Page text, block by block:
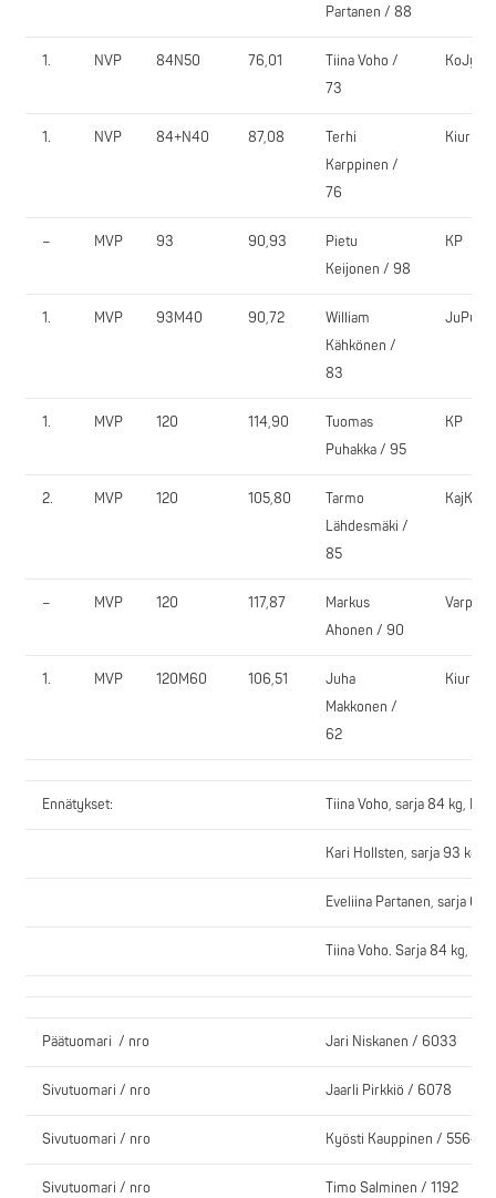
Partanen / 88
1. NVP 84N50 76,01
Tiina Voho /
73
KoJy
1. NVP 84+N40 87,08
Terhi
Karppinen /
76
KiurU
– MVP 93 90,93
Pietu
Keijonen / 98
KP
1. MVP 93M40 90,72
William
Kähkönen /
83
JuPu
1. MVP 120 114,90
Tuomas
Puhakka / 95
KP
2. MVP 120 105,80
Tarmo
Lähdesmäki /
85
KajKu
– MVP 120 117,87
Markus
Ahonen / 90
VarpVi
1. MVP 120M60 106,51
Juha
Makkonen /
62
KiurU
Ennätykset: Tiina Voho, sarja 84 kg, PP
Kari Hollsten, sarja 93 kg,
Eveliina Partanen, sarja 69
Tiina Voho. Sarja 84 kg, PP
Päätuomari / nro Jari Niskanen / 6033
Sivutuomari / nro Jaarli Pirkkiö / 6078
Sivutuomari / nro Kyösti Kauppinen / 5564
Sivutuomari / nro Timo Salminen / 1192